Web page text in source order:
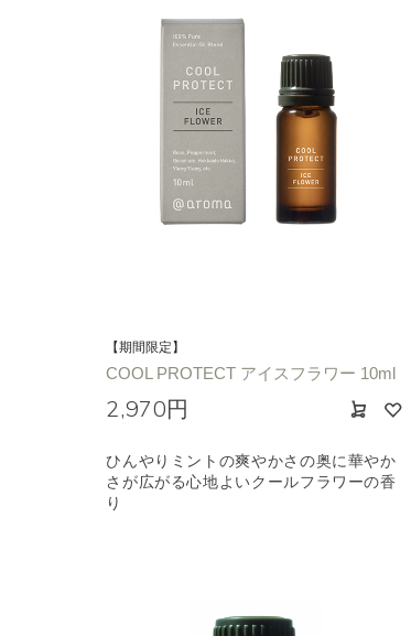
【期間限定】
COOL PROTECT アイスフラワー 10ml
2,970円
ひんやりミントの爽やかさの奥に華やか
さが広がる心地よいクールフラワーの香
り